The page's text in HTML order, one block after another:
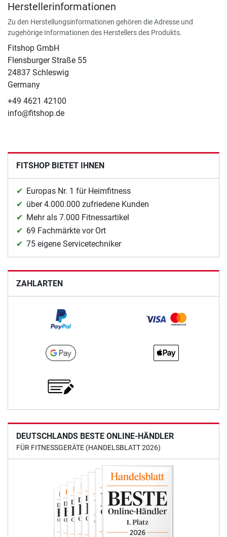
Herstellerinformationen
Zu den Herstellungsinformationen gehören die Adresse und
zugehörige Informationen des Herstellers des Produkts.
Fitshop GmbH
Flensburger Straße 55
24837 Schleswig
Germany
+49 4621 42100
info@fitshop.de
FITSHOP BIETET IHNEN
Europas Nr. 1 für Heimfitness
über 4.000.000 zufriedene Kunden
Mehr als 7.000 Fitnessartikel
69 Fachmärkte vor Ort
75 eigene Servicetechniker
ZAHLARTEN
DEUTSCHLANDS BESTE ONLINE-HÄNDLER
FÜR FITNESSGERÄTE (HANDELSBLATT 2026)